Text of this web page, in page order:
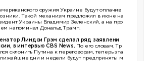
оружия Украине будут оплачив
Такой механизм предложил в июне на
Украины Владимир Зеленский, а на про
напоминал Дональд Трамп.
Линдси Грэм сделал ряд заявлени
в интервью CBS News. По его словам, Тр
склонить Путина к переговорам, теперь эта
дни и недели будут предприняты м